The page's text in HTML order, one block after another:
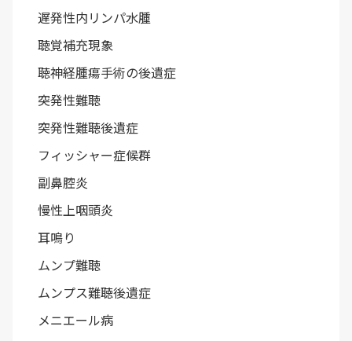
遅発性内リンパ水腫
聴覚補充現象
聴神経腫瘍手術の後遺症
突発性難聴
突発性難聴後遺症
フィッシャー症候群
副鼻腔炎
慢性上咽頭炎
耳鳴り
ムンプ難聴
ムンプス難聴後遺症
メニエール病